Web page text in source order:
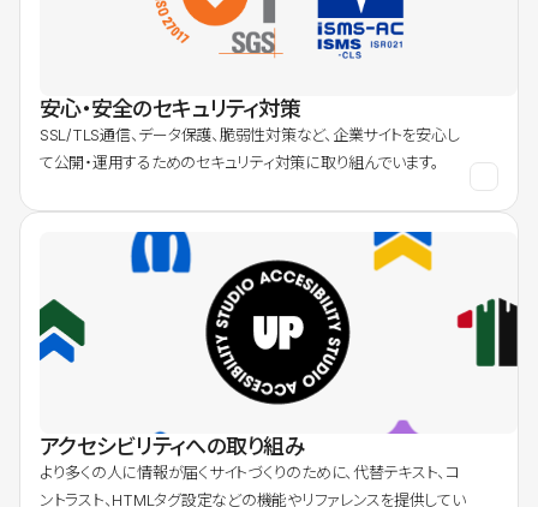
安心・安全のセキュリティ対策
SSL/TLS通信、データ保護、脆弱性対策など、企業サイトを安心し
て公開・運用するためのセキュリティ対策に取り組んでいます。
アクセシビリティへの取り組み
より多くの人に情報が届くサイトづくりのために、代替テキスト、コ
ントラスト、HTMLタグ設定などの機能やリファレンスを提供してい